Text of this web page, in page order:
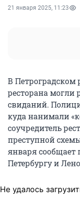
21 января 2025, 11:23
В Петроградском
ресторана могли
свиданий.
куда нанимали
соучредитель
преступной
января сообщает
Петербургу и
Не удалось